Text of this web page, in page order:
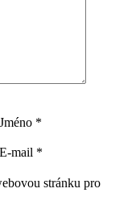
Jméno *
E-mail *
stránku pro